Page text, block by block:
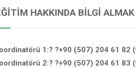
HAKKINDA BILGI
1:? ?+90 (507) 204 61 82
2:? ?+90 (507) 204 61 83